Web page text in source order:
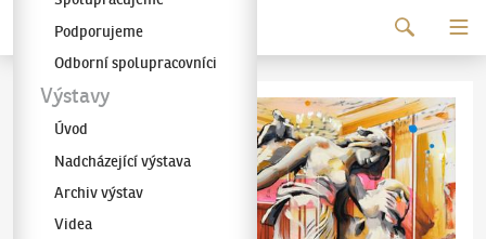
Galerie KODLPodporujeme
Odborní spolupracovníci
Výstavy
Úvod
Nadcházející výstava
Archiv výstav
Videa